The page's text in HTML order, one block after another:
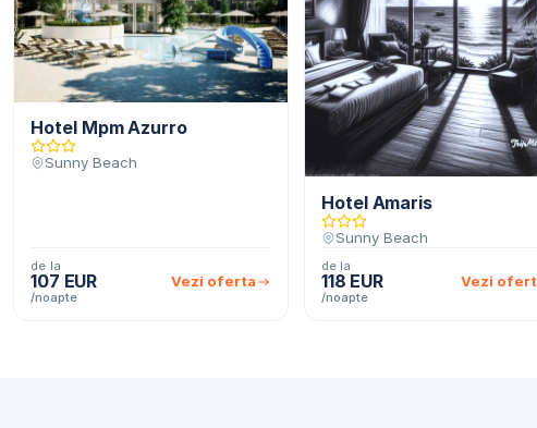
Hotel Mpm Azurro
Sunny Beach
de la
107 EUR
/noapte
Vezi oferta
Hotel Amaris
Sunny Beach
de la
118 EUR
/noapte
Vezi